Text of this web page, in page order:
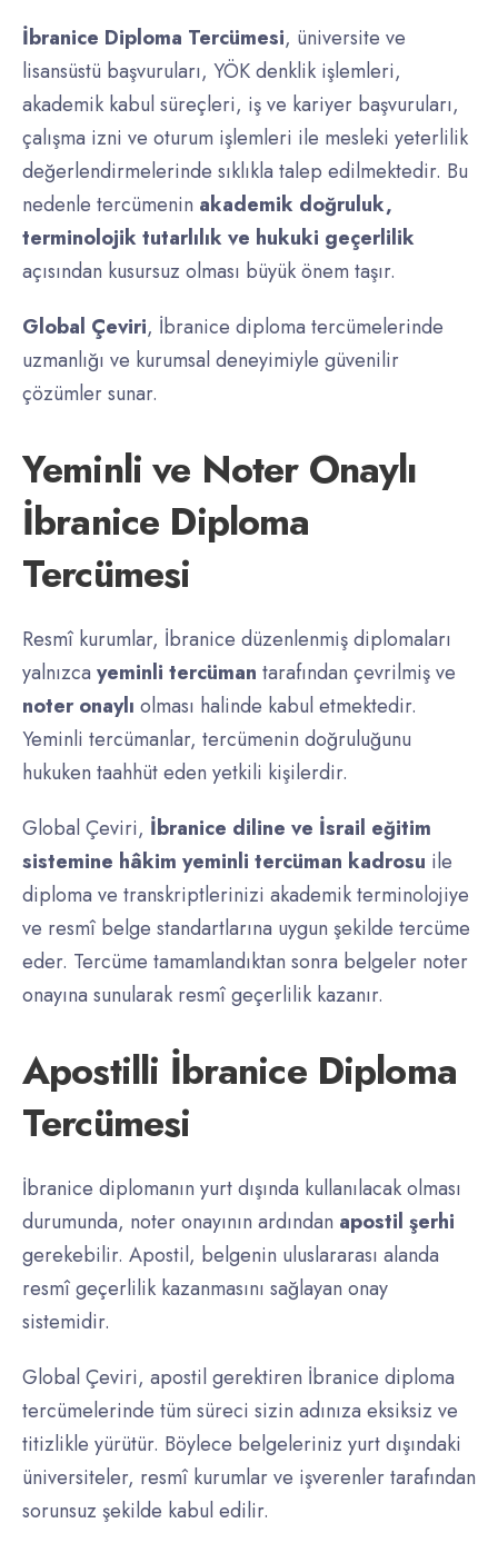
İbranice Diploma Tercümesi, üniversite ve
lisansüstü başvuruları, YÖK denklik işlemleri,
akademik kabul süreçleri, iş ve kariyer başvuruları,
çalışma izni ve oturum işlemleri ile mesleki yeterlilik
değerlendirmelerinde sıklıkla talep edilmektedir. Bu
nedenle tercümenin akademik doğruluk,
terminolojik tutarlılık ve hukuki geçerlilik
açısından kusursuz olması büyük önem taşır.
Global Çeviri, İbranice diploma tercümelerinde
uzmanlığı ve kurumsal deneyimiyle güvenilir
çözümler sunar.
Yeminli ve Noter Onaylı
İbranice Diploma
Tercümesi
Resmî kurumlar, İbranice düzenlenmiş diplomaları
yalnızca yeminli tercüman tarafından çevrilmiş ve
noter onaylı olması halinde kabul etmektedir.
Yeminli tercümanlar, tercümenin doğruluğunu
hukuken taahhüt eden yetkili kişilerdir.
Global Çeviri, İbranice diline ve İsrail eğitim
sistemine hâkim yeminli tercüman kadrosu ile
diploma ve transkriptlerinizi akademik terminolojiye
ve resmî belge standartlarına uygun şekilde tercüme
eder. Tercüme tamamlandıktan sonra belgeler noter
onayına sunularak resmî geçerlilik kazanır.
Apostilli İbranice Diploma
Tercümesi
İbranice diplomanın yurt dışında kullanılacak olması
durumunda, noter onayının ardından apostil şerhi
gerekebilir. Apostil, belgenin uluslararası alanda
resmî geçerlilik kazanmasını sağlayan onay
sistemidir.
Global Çeviri, apostil gerektiren İbranice diploma
tercümelerinde tüm süreci sizin adınıza eksiksiz ve
titizlikle yürütür. Böylece belgeleriniz yurt dışındaki
üniversiteler, resmî kurumlar ve işverenler tarafından
sorunsuz şekilde kabul edilir.